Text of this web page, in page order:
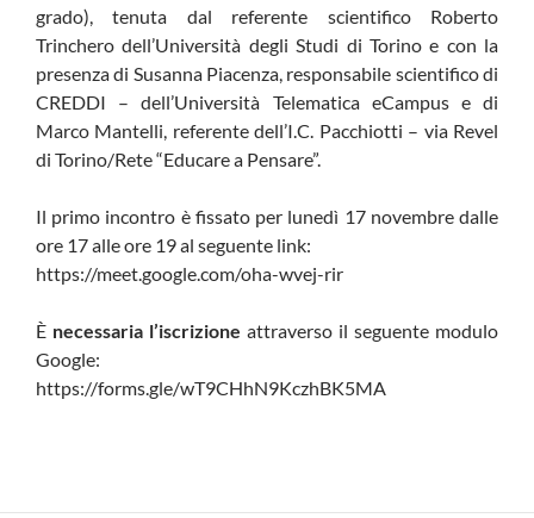
grado), tenuta dal referente scientifico Roberto
Trinchero dell’Università degli Studi di Torino e con la
presenza di Susanna Piacenza, responsabile scientifico di
CREDDI – dell’Università Telematica eCampus e di
Marco Mantelli, referente dell’I.C. Pacchiotti – via Revel
di Torino/Rete “Educare a Pensare”.
Il primo incontro è fissato per lunedì 17 novembre dalle
ore 17 alle ore 19 al seguente link:
https://meet.google.com/oha-wvej-rir
È necessaria l’iscrizione attraverso il seguente modulo
Google:
https://forms.gle/wT9CHhN9KczhBK5MA